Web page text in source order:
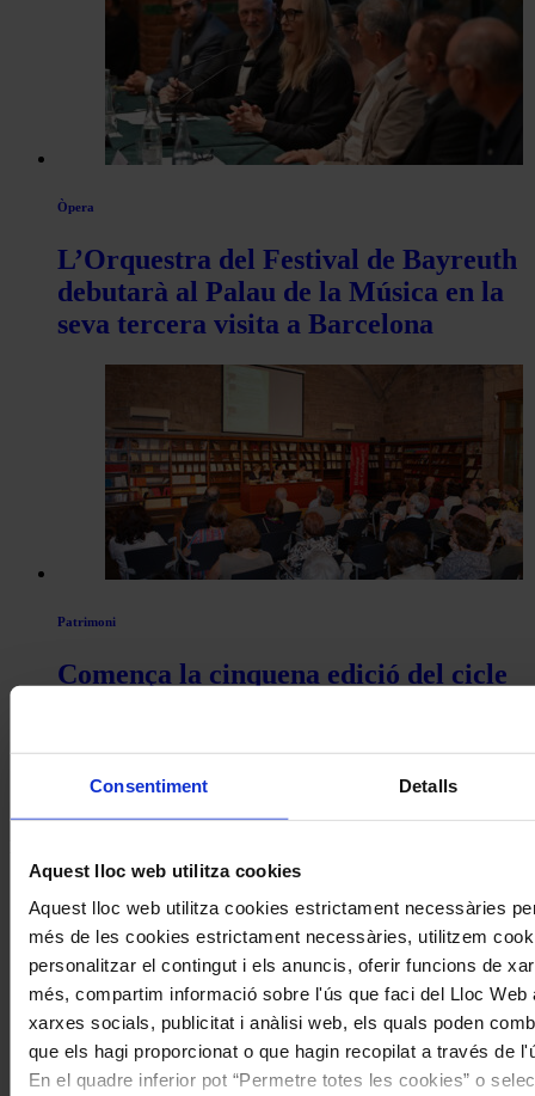
Consentiment Detalls
Aquest lloc web utilitza cookies
Aquest lloc web utilitza cookies estrictament necessàries
més de les cookies estrictament necessàries, utilitzem
personalitzar el contingut i els anuncis, oferir funcions de
més, compartim informació sobre l'ús que faci del Lloc Web
xarxes socials, publicitat i anàlisi web, els quals poden
que els hagi proporcionat o que hagin recopilat a través de
En el quadre inferior pot “Permetre totes les cookies” o
Òpera
L’Orquestra del Festival de Bayreuth
debutarà al Palau de la Música en la
seva tercera visita a Barcelona
Patrimoni
Comença la cinquena edició del cicle
Coneix la nostra publicació
Descomptes a altres cicles de concerts col·laboradors